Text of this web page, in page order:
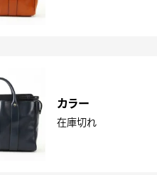
カラー
在庫切れ